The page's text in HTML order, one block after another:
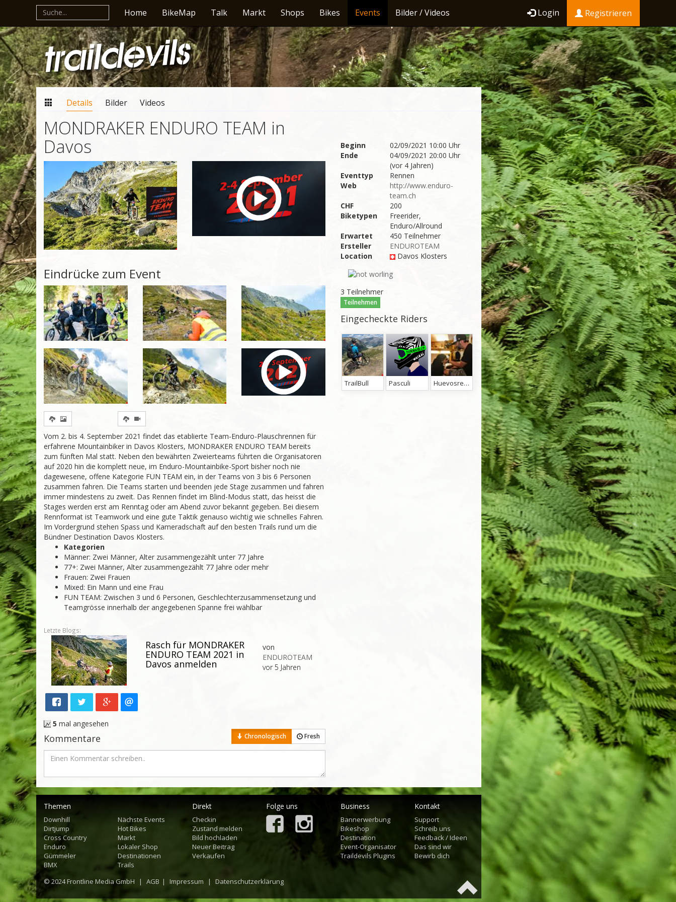
Home BikeMap Talk Markt Shops Bikes Events Bilder / Videos Login Registrieren
Details Bilder Videos
Beginn
02/09/2021 10:00 Uhr
Ende
04/09/2021 20:00 Uhr
(vor 4 Jahren)
Eventtyp
Rennen
Web
http://www.enduro-
team.ch
CHF
200
Biketypen
Freerider,
Enduro/Allround
Erwartet
450 Teilnehmer
Ersteller
ENDUROTEAM
Location
Davos Klosters
3 Teilnehmer
Teilnehmen
Eingecheckte Riders
TrailBull Pasculi Huevosrevueltos
MONDRAKER ENDURO TEAM in
Davos
Eindrücke zum Event
Vom 2. bis 4. September 2021 findet das etablierte Team-Enduro-Plauschrennen für
erfahrene Mountainbiker in Davos Klosters, MONDRAKER ENDURO TEAM bereits
zum fünften Mal statt. Neben den be­währ­ten Zweierteams führten die Organisatoren
auf 2020 hin die komplett neue, im Enduro-Mountainbike-Sport bisher noch nie
dagewesene, offene Kategorie FUN TEAM ein, in der Teams von 3 bis 6 Personen
zusammen fahren. Die Teams starten und beenden jede Stage zusammen und fahren
immer mindestens zu zweit. Das Rennen findet im Blind-Modus statt, das heisst die
Stages werden erst am Renntag oder am Abend zuvor bekannt gegeben. Bei diesem
Rennformat ist Teamwork und eine gute Taktik genauso wichtig wie schnelles Fahren.
Im Vordergrund stehen Spass und Kameradschaft auf den besten Trails rund um die
Bündner Destination Davos Klosters.
Kategorien
Männer: Zwei Männer, Alter zusammengezählt unter 77 Jahre
77+: Zwei Männer, Alter zusammengezählt 77 Jahre oder mehr
Frauen: Zwei Frauen
Mixed: Ein Mann und eine Frau
FUN TEAM: Zwischen 3 und 6 Personen, Geschlechterzusammensetzung und
Teamgrösse innerhalb der angegebenen Spanne frei wählbar
Letzte Blogs:
Rasch für MONDRAKER
ENDURO TEAM 2021 in
Davos anmelden
von
ENDUROTEAM
vor 5 Jahren
5 mal angesehen
Kommentare Chronologisch Fresh
Themen
Downhill
Dirtjump
Cross Country
Enduro
Gümmeler
BMX
Nächste Events
Hot Bikes
Markt
Lokaler Shop
Destinationen
Trails
Direkt
Checkin
Zustand melden
Bild hochladen
Neuer Beitrag
Verkaufen
Folge uns Business
Bannerwerbung
Bikeshop
Destination
Event-Organisator
Traildevils Plugins
Kontakt
Support
Schreib uns
Feedback / Ideen
Das sind wir
Bewirb dich
© 2024Frontline Media GmbH | AGB | Impressum | Datenschutzerklärung